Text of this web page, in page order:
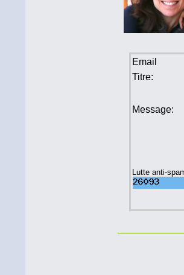
Email
Titre:
Message:
Lutte anti-